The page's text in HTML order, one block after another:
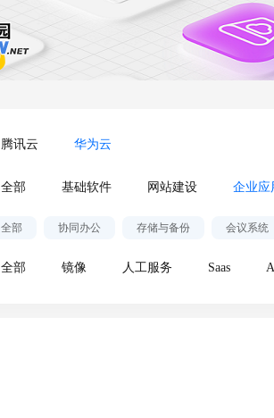
腾讯云 华为云
全部 基础软件 网站建设 企业应
全部 协同办公 存储与备份 会议系统
全部 镜像 人工服务 Saas